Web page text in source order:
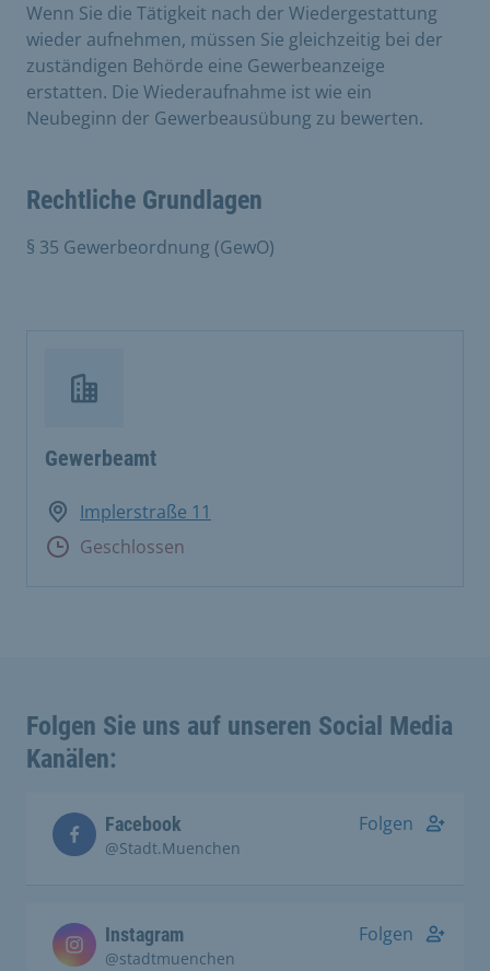
Wenn Sie die Tätigkeit nach der Wiedergestattung
wieder aufnehmen, müssen Sie gleichzeitig bei der
zuständigen Behörde eine Gewerbeanzeige
erstatten. Die Wiederaufnahme ist wie ein
Neubeginn der Gewerbeausübung zu bewerten.
Rechtliche Grundlagen
§ 35 Gewerbeordnung (GewO)
Gewerbeamt
Implerstraße 11
Geschlossen
Folgen Sie uns auf unseren Social Media
Kanälen:
Facebook
@Stadt.Muenchen
Folgen
Instagram
@stadtmuenchen
Folgen